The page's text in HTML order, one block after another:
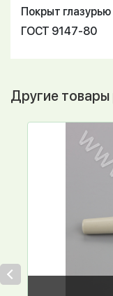
Покрыт
ГОСТ 9147-80
Другие товары